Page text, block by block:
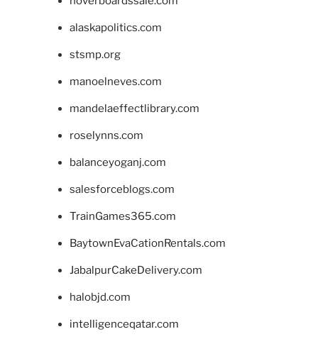
alaskapolitics.com
stsmp.org
manoelneves.com
mandelaeffectlibrary.com
roselynns.com
balanceyoganj.com
salesforceblogs.com
TrainGames365.com
BaytownEvaCationRentals.com
JabalpurCakeDelivery.com
halobjd.com
intelligenceqatar.com